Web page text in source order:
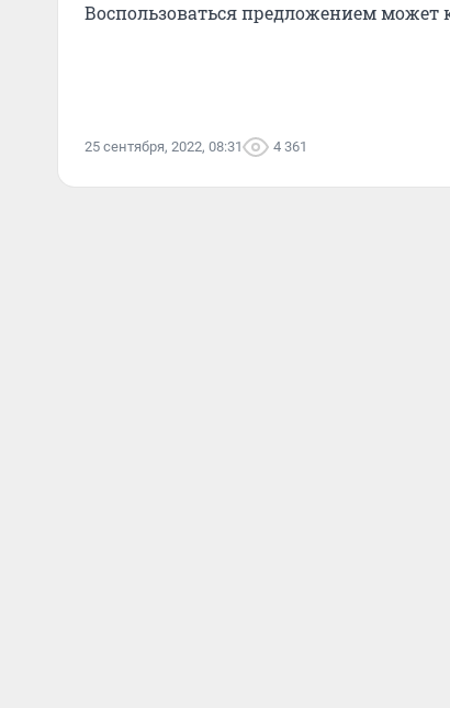
Воспользоваться предложением может
25 сентября, 2022, 08:31 4 361